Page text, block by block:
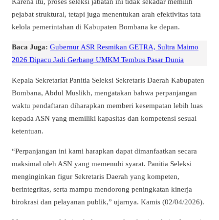
pejabat struktural, tetapi juga menentukan arah efektivitas tata
kelola pemerintahan di Kabupaten Bombana ke depan.
Baca Juga: Gubernur ASR Resmikan GETRA, Sultra Maimo
2026 Dipacu Jadi Gerbang UMKM Tembus Pasar Dunia
Kepala Sekretariat Panitia Seleksi Sekretaris Daerah Kabupaten
Bombana, Abdul Muslikh, mengatakan bahwa perpanjangan
waktu pendaftaran diharapkan memberi kesempatan lebih luas
kepada ASN yang memiliki kapasitas dan kompetensi sesuai
ketentuan.
“Perpanjangan ini kami harapkan dapat dimanfaatkan secara
maksimal oleh ASN yang memenuhi syarat. Panitia Seleksi
menginginkan figur Sekretaris Daerah yang kompeten,
berintegritas, serta mampu mendorong peningkatan kinerja
birokrasi dan pelayanan publik,” ujarnya. Kamis (02/04/2026).